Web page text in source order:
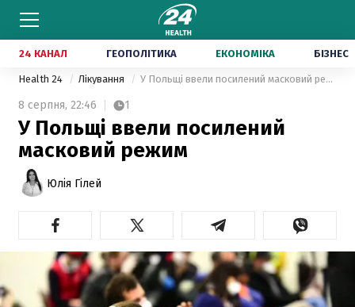
24 КАНАЛ ГЕОПОЛІТИКА ЕКОНОМІКА БІЗНЕС
Health 24 Лікування У Польщі ввели посилений масковий режим
8 серпня, 22:46 1
У Польщі ввели посилений
масковий режим
Юлія Гілей